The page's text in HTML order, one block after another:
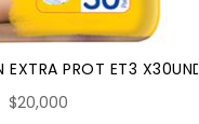
EXTRA PROT ET3 X30UND
$20,000